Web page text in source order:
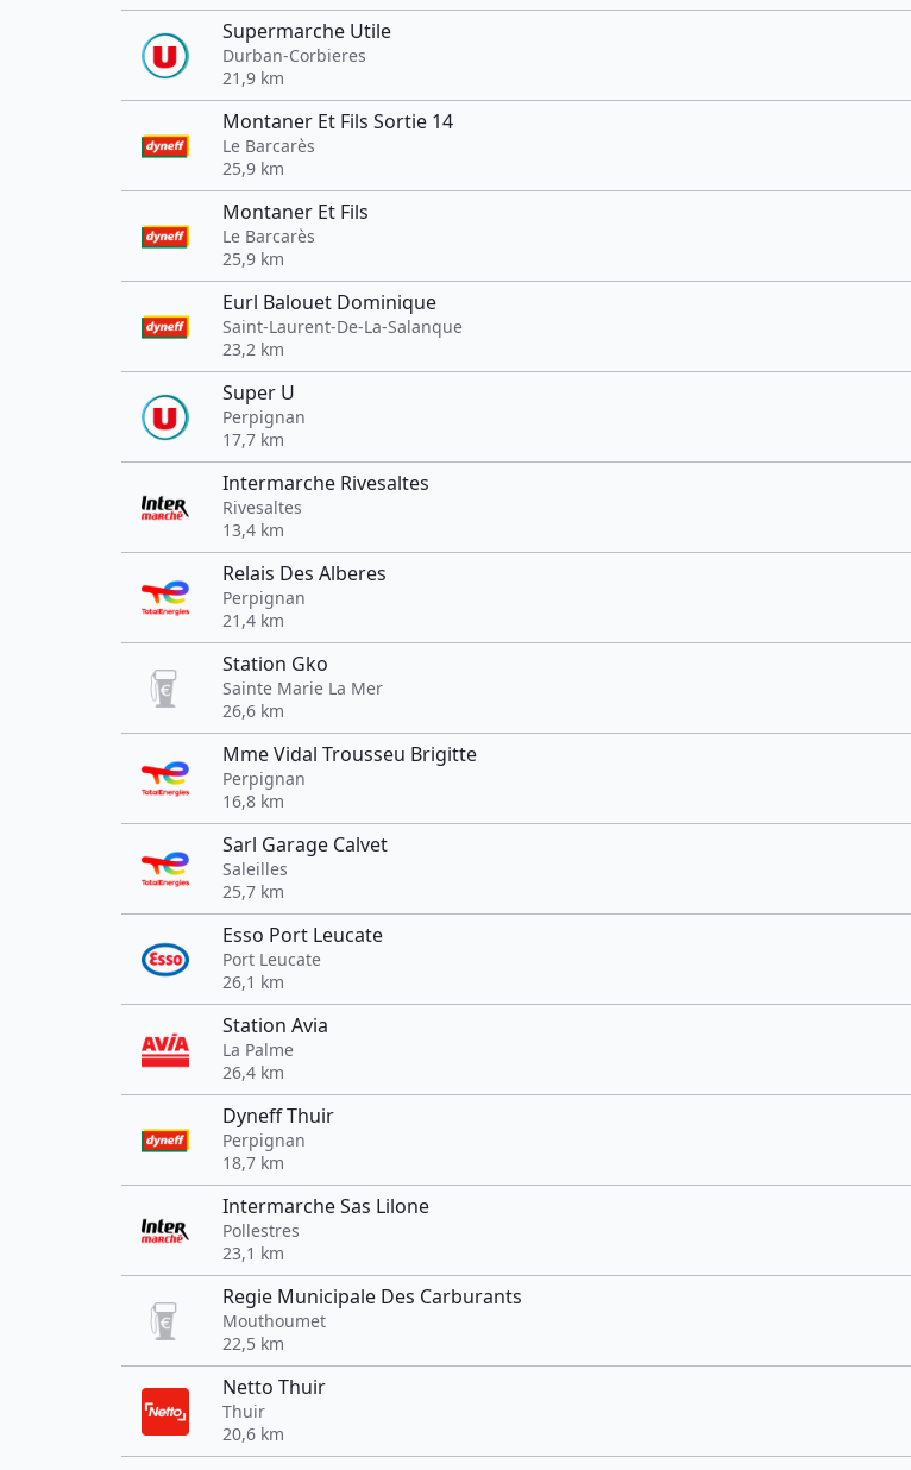
Supermarche Utile
Durban-Corbieres
21,9 km
Montaner Et Fils Sortie 14
Le Barcarès
25,9 km
Montaner Et Fils
Le Barcarès
25,9 km
Eurl Balouet Dominique
Saint-Laurent-De-La-Salanque
23,2 km
Super U
Perpignan
17,7 km
Intermarche Rivesaltes
Rivesaltes
13,4 km
Relais Des Alberes
Perpignan
21,4 km
Station Gko
Sainte Marie La Mer
26,6 km
Mme Vidal Trousseu Brigitte
Perpignan
16,8 km
Sarl Garage Calvet
Saleilles
25,7 km
Esso Port Leucate
Port Leucate
26,1 km
Station Avia
La Palme
26,4 km
Dyneff Thuir
Perpignan
18,7 km
Intermarche Sas Lilone
Pollestres
23,1 km
Regie Municipale Des Carburants
Mouthoumet
22,5 km
Netto Thuir
Thuir
20,6 km